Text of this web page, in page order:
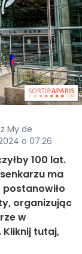
My de
o 07:26
100 lat.
ma
postanowiło
organizując
w
Kliknij tutaj,